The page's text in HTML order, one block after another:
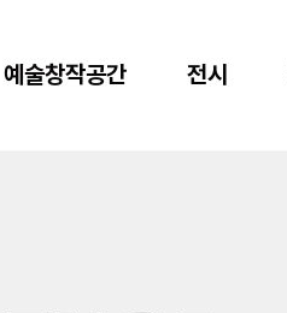
예술창작공간 전시